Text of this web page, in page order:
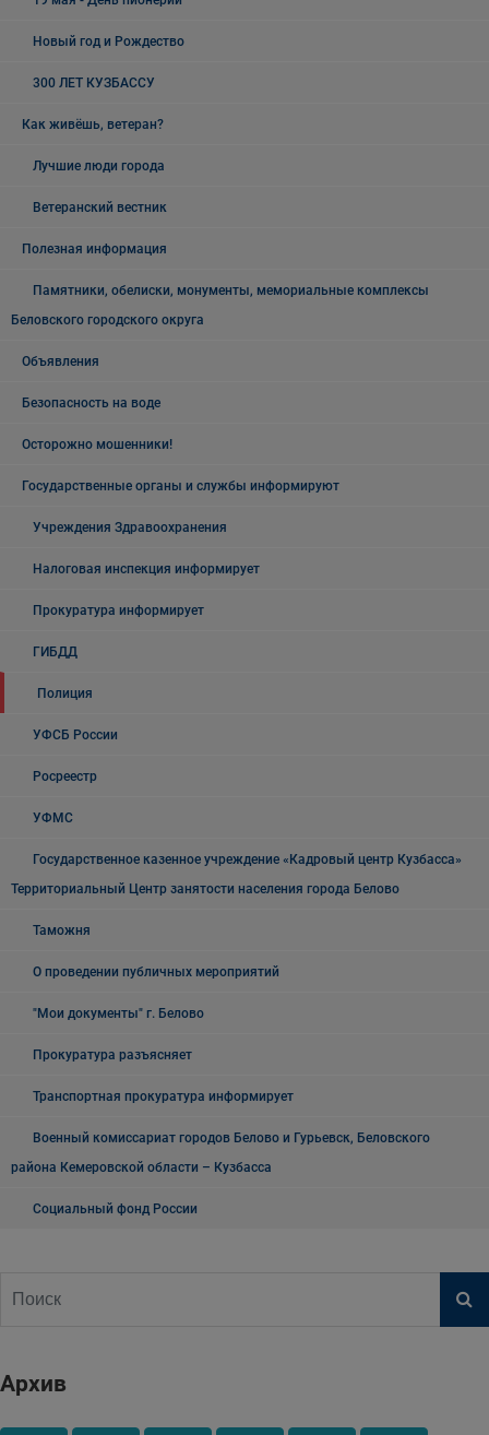
Новый год и Рождество
300 ЛЕТ КУЗБАССУ
Как живёшь, ветеран?
Лучшие люди города
Ветеранский вестник
Полезная информация
Памятники, обелиски, монументы, мемориальные комплексы
Беловского городского округа
Объявления
Безопасность на воде
Осторожно мошенники!
Государственные органы и службы информируют
Учреждения Здравоохранения
Налоговая инспекция информирует
Прокуратура информирует
ГИБДД
Полиция
УФСБ России
Росреестр
УФМС
Государственное казенное учреждение «Кадровый центр Кузбасса»
Территориальный Центр занятости населения города Белово
Таможня
О проведении публичных мероприятий
"Мои документы" г. Белово
Прокуратура разъясняет
Транспортная прокуратура информирует
Военный комиссариат городов Белово и Гурьевск, Беловского
района Кемеровской области – Кузбасса
Социальный фонд России
Архив